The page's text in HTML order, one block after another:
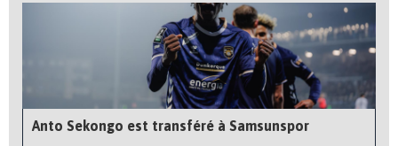
Anto Sekongo est transféré à Samsunspor